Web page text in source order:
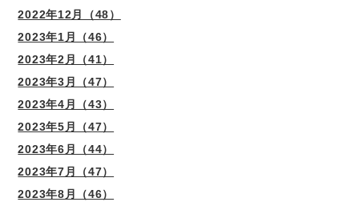
2022年12月（48）
2023年1月（46）
2023年2月（41）
2023年3月（47）
2023年4月（43）
2023年5月（47）
2023年6月（44）
2023年7月（47）
2023年8月（46）